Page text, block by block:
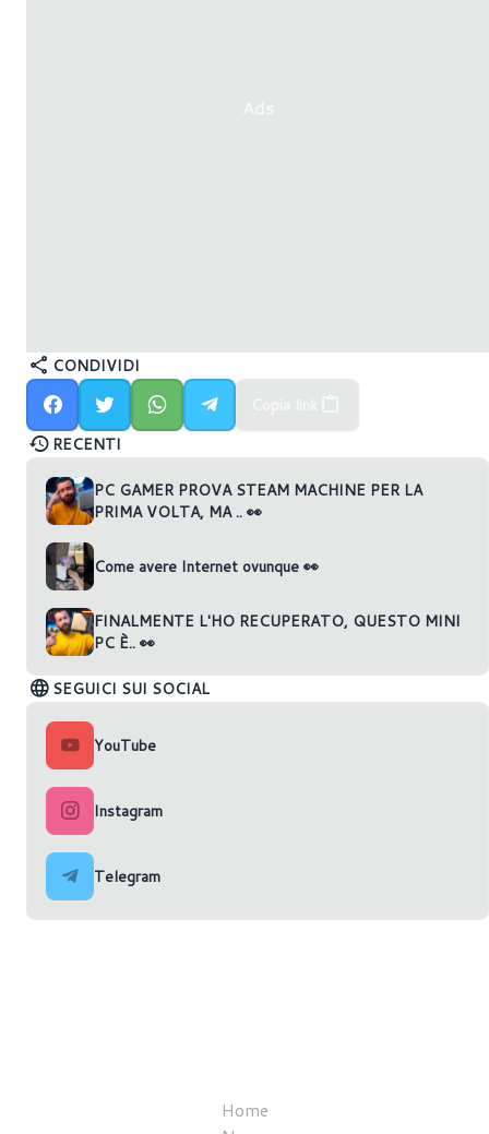
CONDIVIDI
RECENTI
PC GAMER PROVA STEAM MACHINE PER LA
PRIMA VOLTA, MA .. 👀
Come avere Internet ovunque 👀
FINALMENTE L'HO RECUPERATO, QUESTO MINI
PC È.. 👀
SEGUICI SUI SOCIAL
YouTube
Instagram
Telegram
Home